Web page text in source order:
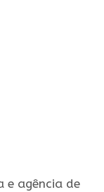
e agência de